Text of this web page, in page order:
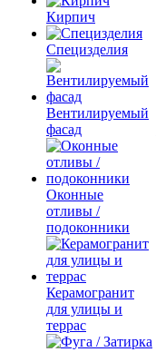
Кирпич
Специзделия
Вентилируемый
фасад
Оконные
отливы /
подоконники
Керамогранит
для улицы и
террас